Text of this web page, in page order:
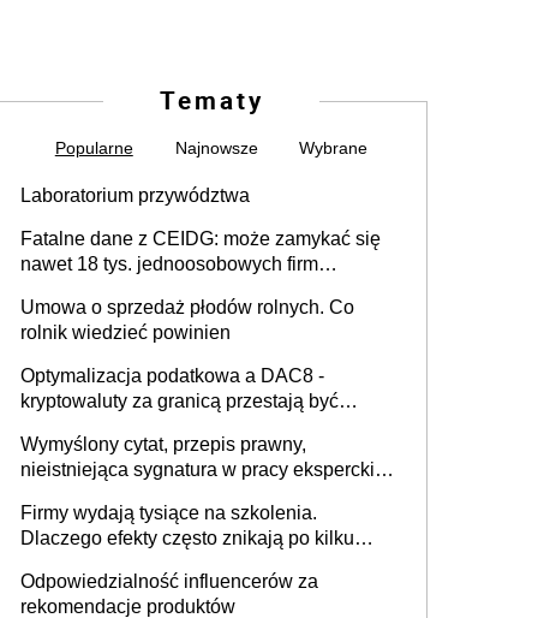
Tematy
Popularne Najnowsze Wybrane
Laboratorium przywództwa
Fatalne dane z CEIDG: może zamykać się
nawet 18 tys. jednoosobowych firm
Umowa o sprzedaż płodów rolnych. Co
rolnik wiedzieć powinien
Optymalizacja podatkowa a DAC8 -
kryptowaluty za granicą przestają być
Wymyślony cytat, przepis prawny,
nieistniejąca sygnatura w pracy eksperckiej -
firmie
Firmy wydają tysiące na szkolenia.
Dlaczego efekty często znikają po kilku
Odpowiedzialność influencerów za
rekomendacje produktów